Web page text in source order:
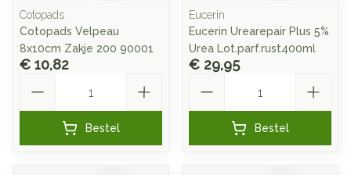
Cotopads
Cotopads Velpeau
8x10cm Zakje 200 90001
€ 10,82
Bestel
Eucerin
Eucerin Urearepair Plus 5%
Urea Lot.parf.rust400ml
€ 29,95
Bestel